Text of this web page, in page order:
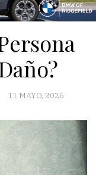
11 MAYO, 2026